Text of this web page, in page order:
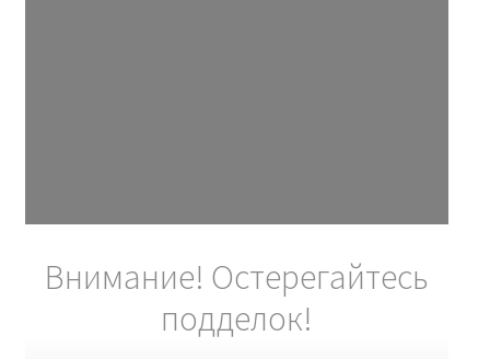
Внимание! Остерегайтесь
подделок!